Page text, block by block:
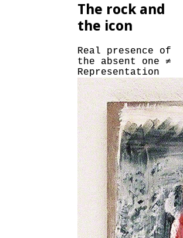
The rock and
the icon
Real presence of
the absent one ≠
Representation